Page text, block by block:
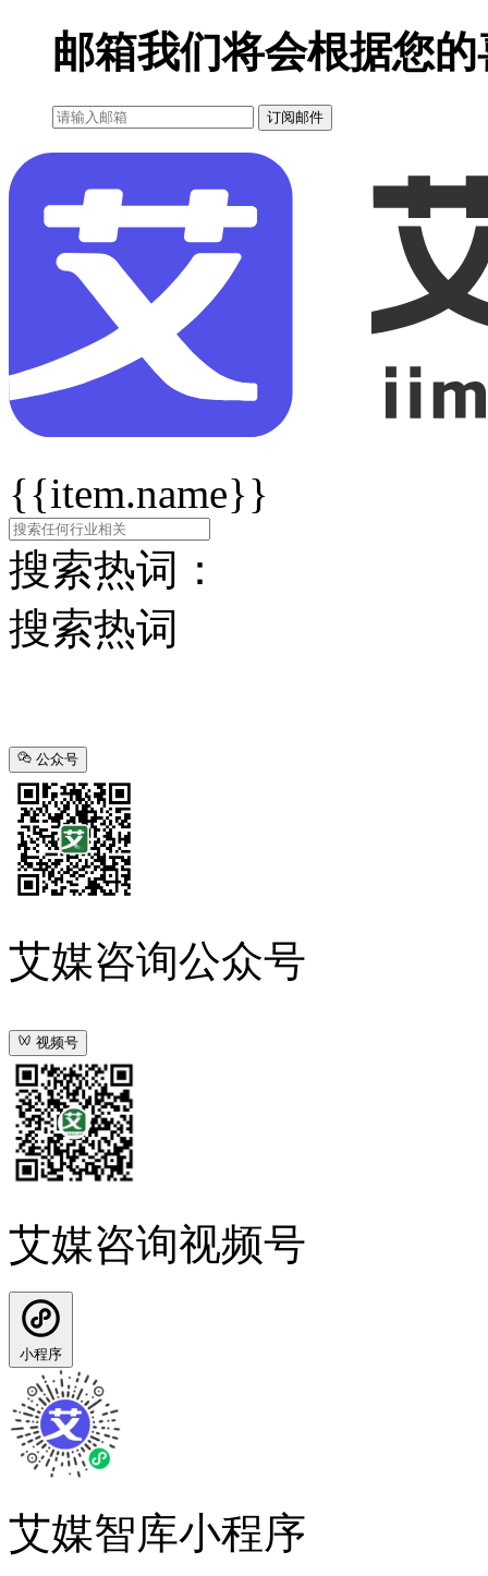
邮箱我们将会根据您
订阅邮件
{{item.name}}
搜索热词：
搜索热词
公众号
艾媒咨询公众号
视频号
艾媒咨询视频号
小程序
艾媒智库小程序